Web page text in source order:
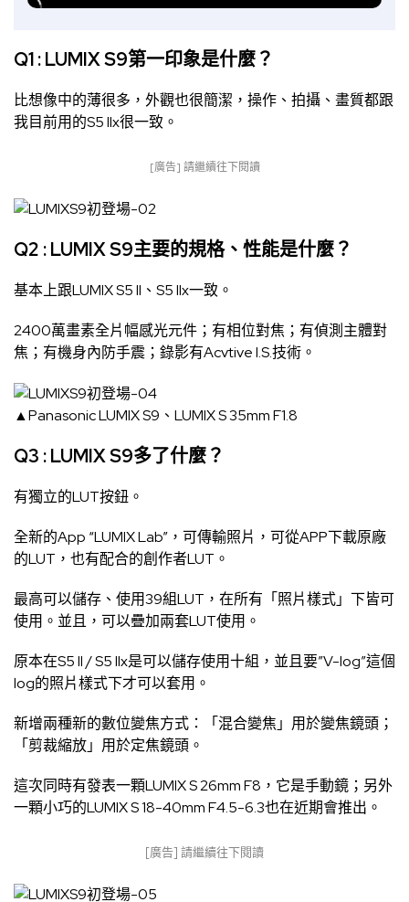
Q1 : LUMIX S9第一印象是什麼？
比想像中的薄很多，外觀也很簡潔，操作、拍攝、畫質都跟
我目前用的S5 IIx很一致。
[廣告] 請繼續往下閱讀
Q2 : LUMIX S9主要的規格、性能是什麼？
基本上跟LUMIX S5 II、S5 IIx一致。
2400萬畫素全片幅感光元件；有相位對焦；有偵測主體對
焦；有機身內防手震；錄影有Acvtive I.S.技術。
▲Panasonic LUMIX S9、LUMIX S 35mm F1.8
Q3 : LUMIX S9多了什麼？
有獨立的LUT按鈕。
全新的App “LUMIX Lab”，可傳輸照片，可從APP下載原廠
的LUT，也有配合的創作者LUT。
最高可以儲存、使用39組LUT，在所有「照片樣式」下皆可
使用。並且，可以疊加兩套LUT使用。
原本在S5 II / S5 IIx是可以儲存使用十組，並且要”V-log”這個
log的照片樣式下才可以套用。
新增兩種新的數位變焦方式：「混合變焦」用於變焦鏡頭；
「剪裁縮放」用於定焦鏡頭。
這次同時有發表一顆LUMIX S 26mm F8，它是手動鏡；另外
一顆小巧的LUMIX S 18-40mm F4.5-6.3也在近期會推出。
[廣告] 請繼續往下閱讀